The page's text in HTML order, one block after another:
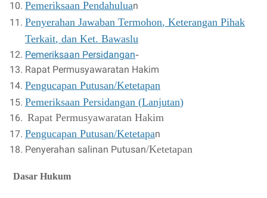
Pemeriksaan Pendahuluan
Penyerahan Jawaban Termohon, Keterangan Pihak
Terkait, dan Ket. Bawaslu
Pemeriksaan Persidangan-
Rapat Permusyawaratan Hakim
Pengucapan Putusan/Ketetapan
Pemeriksaan Persidangan (Lanjutan)
Rapat Permusyawaratan Hakim
Pengucapan Putusan/Ketetapan
Penyerahan salinan Putusan/Ketetapan
Dasar Hukum